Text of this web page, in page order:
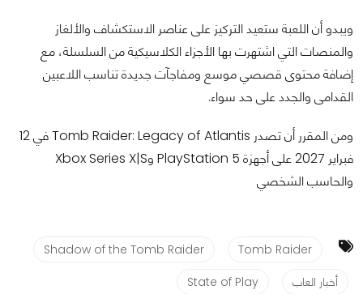
ويبدو أن اللعبة ستعيد التركيز على عناصر الاستكشاف والألغاز
والمنصات التي اشتهرت بها الأجزاء الكلاسيكية من السلسلة، مع
إضافة محتوى قصصي موسع ومفاجآت جديدة تناسب اللاعبين
القدامى والجدد على حد سواء.
ومن المقرر أن تصدر Tomb Raider: Legacy of Atlantis في 12
فبراير 2027 على أجهزة PlayStation 5 وXbox Series X|S
والحاسب الشخصي
Tomb Raider
Shadow of the Tomb Raider
أخبار العاب
State of Play